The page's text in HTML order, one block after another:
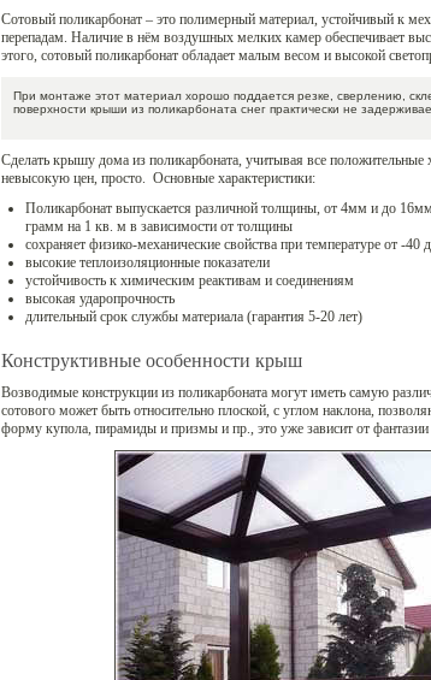
Сотовый поликарбонат – это полимерный материал, устойчивый к
перепадам. Наличие в нём воздушных мелких камер обеспечивает
этого, сотовый поликарбонат обладает малым весом и высокой
При монтаже этот материал хорошо поддается резке, сверлению,
поверхности крыши из поликарбоната снег практически не
Сделать крышу дома из поликарбоната, учитывая все положительные
невысокую цен, просто. Основные характеристики:
Поликарбонат выпускается различной толщины, от 4мм и до
грамм на 1 кв. м в зависимости от толщины
сохраняет физико-механические свойства при температуре от -40
высокие теплоизоляционные показатели
устойчивость к химическим реактивам и соединениям
высокая ударопрочность
длительный срок службы материала (гарантия 5-20 лет)
Конструктивные особенности крыш
Возводимые конструкции из поликарбоната могут иметь самую
сотового может быть относительно плоской, с углом наклона,
форму купола, пирамиды и призмы и пр., это уже зависит от фантазии